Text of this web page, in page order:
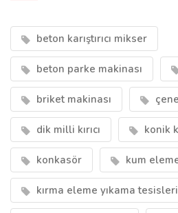
beton karıştırıcı mikser
beton parke makinası
briket makinası
dik milli kırıcı konik
konkasör kum
kırma eleme yıkama tesisleri